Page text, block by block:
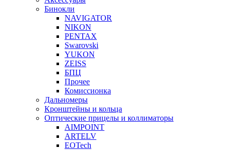
Бинокли
NAVIGATOR
NIKON
PENTAX
Swarovski
YUKON
ZEISS
БПЦ
Прочее
Комиссионка
Дальномеры
Кронштейны и кольца
Оптические прицелы и коллиматоры
AIMPOINT
ARTELV
EOTech